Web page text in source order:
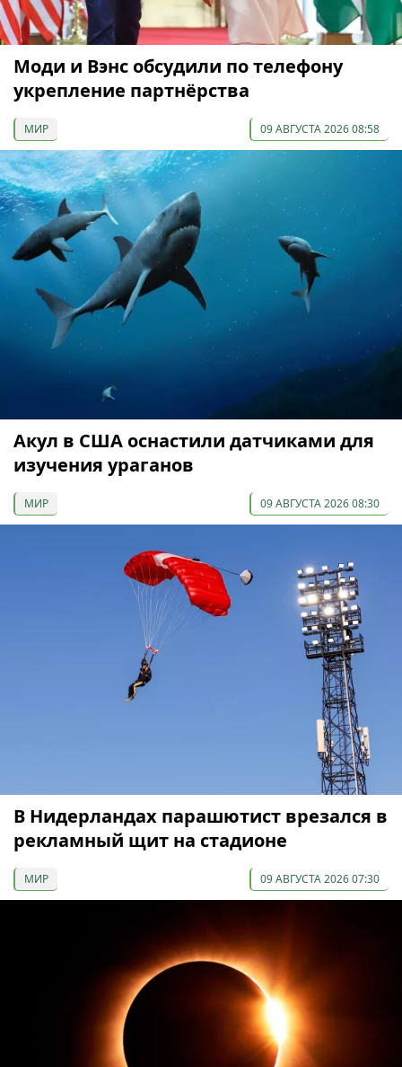
Моди и Вэнс обсудили по телефону
укрепление партнёрства
МИР 09 АВГУСТА 2026 08:58
Акул в США оснастили датчиками для
изучения ураганов
МИР 09 АВГУСТА 2026 08:30
В Нидерландах парашютист врезался в
рекламный щит на стадионе
МИР 09 АВГУСТА 2026 07:30